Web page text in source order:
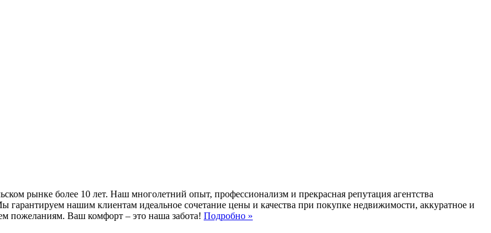
рынке более 10 лет. Наш многолетний опыт, профессионализм и прекрасная репутация агентства
гарантируем нашим клиентам идеальное сочетание цены и качества при покупке недвижимости, аккуратное и
пожеланиям. Ваш комфорт – это наша забота! Подробно »